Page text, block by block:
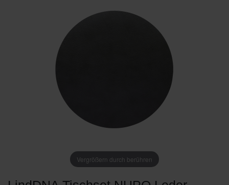
Vergrößern durch berühren